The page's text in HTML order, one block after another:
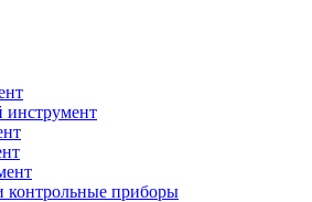
инструмент
контрольные приборы